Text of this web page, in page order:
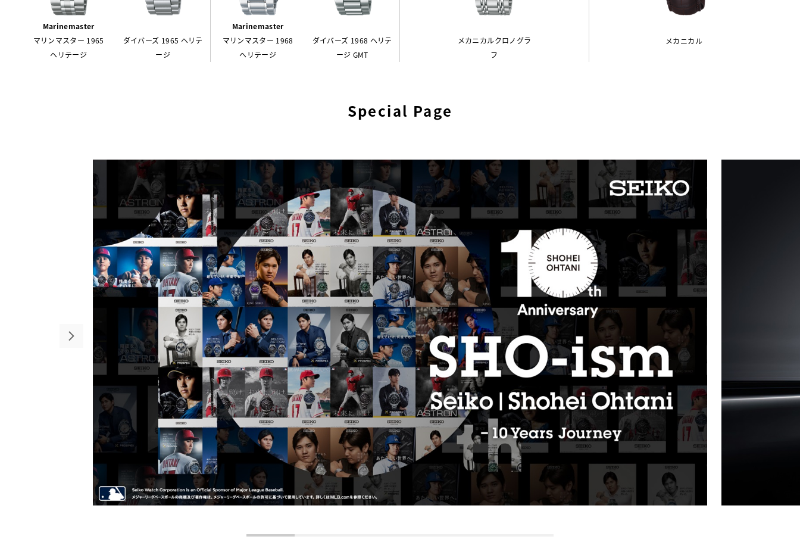
Marinemaster
マリンマスター 1965
ヘリテージ
ダイバーズ 1965 ヘリテ
ージ
Marinemaster
マリンマスター 1968
ヘリテージ
ダイバーズ 1968 ヘリテ
ージ GMT
メカニカルクロノグラ
フ
メカニカル
Special Page